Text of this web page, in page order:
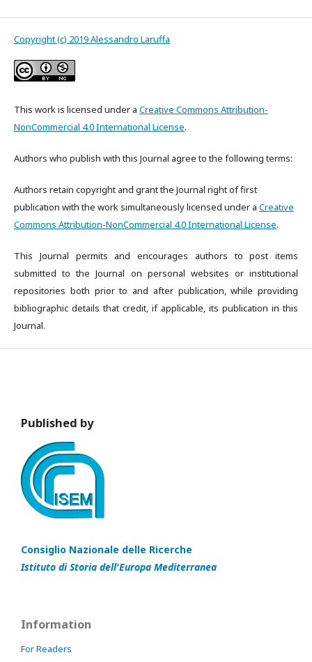
Copyright (c) 2019 Alessandro Laruffa
This work is licensed under a Creative Commons Attribution-
NonCommercial 4.0 International License.
Authors who publish with this Journal agree to the following terms:
Authors retain copyright and grant the Journal right of first
publication with the work simultaneously licensed under a Creative
Commons Attribution-NonCommercial 4.0 International License.
This Journal permits and encourages authors to post items
submitted to the Journal on personal websites or institutional
repositories both prior to and after publication, while providing
bibliographic details that credit, if applicable, its publication in this
Journal.
Published by
Consiglio Nazionale delle Ricerche
Istituto di Storia dell'Europa Mediterranea
Information
For Readers